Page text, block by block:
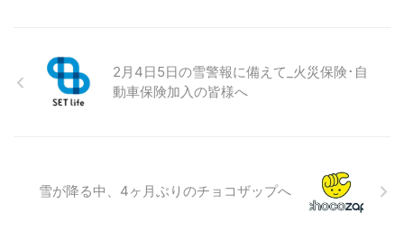
2月4日5日の雪警報に備えて_火災保険･自
動車保険加入の皆様へ
雪が降る中、4ヶ月ぶりのチョコザップへ